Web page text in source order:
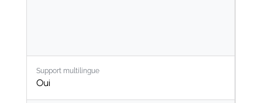
Achats
Support multilingue
Oui